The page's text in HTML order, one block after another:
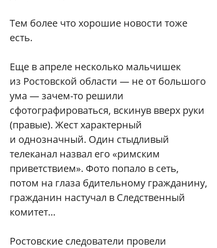
Тем более что хорошие новости тоже
есть.
Еще в апреле несколько мальчишек
из Ростовской области — не от большого
ума — зачем-то решили
сфотографироваться, вскинув вверх руки
(правые). Жест характерный
и однозначный. Один стыдливый
телеканал назвал его «римским
приветствием». Фото попало в сеть,
потом на глаза бдительному гражданину,
гражданин настучал в Следственный
комитет…
Ростовские следователи провели